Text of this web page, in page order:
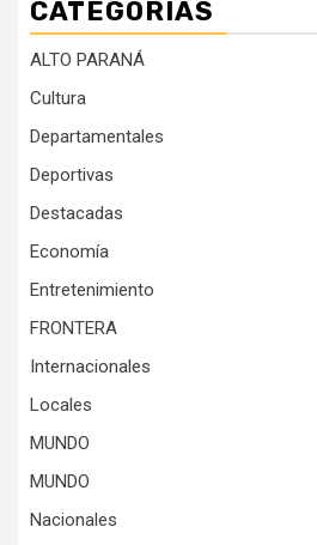
CATEGORÍAS
ALTO PARANÁ
Cultura
Departamentales
Deportivas
Destacadas
Economía
Entretenimiento
FRONTERA
Internacionales
Locales
MUNDO
MUNDO
Nacionales